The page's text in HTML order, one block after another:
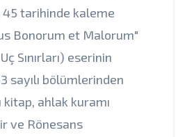
45 tarihinde kaleme
Bonorum et Malorum"
Sınırları) eserinin
sayılı bölümlerinden
ahlak kuramı
ve Rönesans